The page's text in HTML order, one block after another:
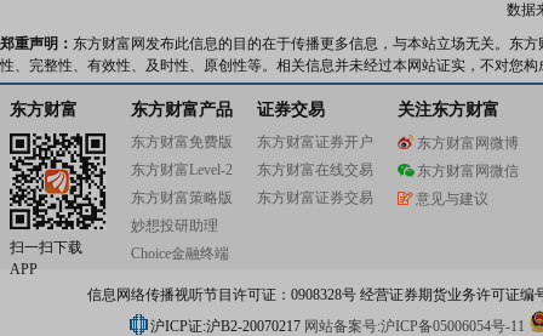
数据
郑重声明： 东方财富网发布此信息的目的在于传播更多信息，与本站立场无关。东
性、完整性、有效性、及时性、原创性等。相关信息并未经过本网站证实，不对您
东方财富
扫一扫下载
APP
东方财富产品
东方财富免费版
东方财富Level-2
东方财富策略版
妙想投研助理
Choice金融终端
证券交易
东方财富证券开户
东方财富在线交易
东方财富证券交易
关注东方财富
东方财富网微博
东方财富网微信
意见与建议
信息网络传播视听节目许可证：0908328号 经营证券期货业务许可证编
沪ICP证:沪B2-20070217 网站备案号:沪ICP备05006054号-11